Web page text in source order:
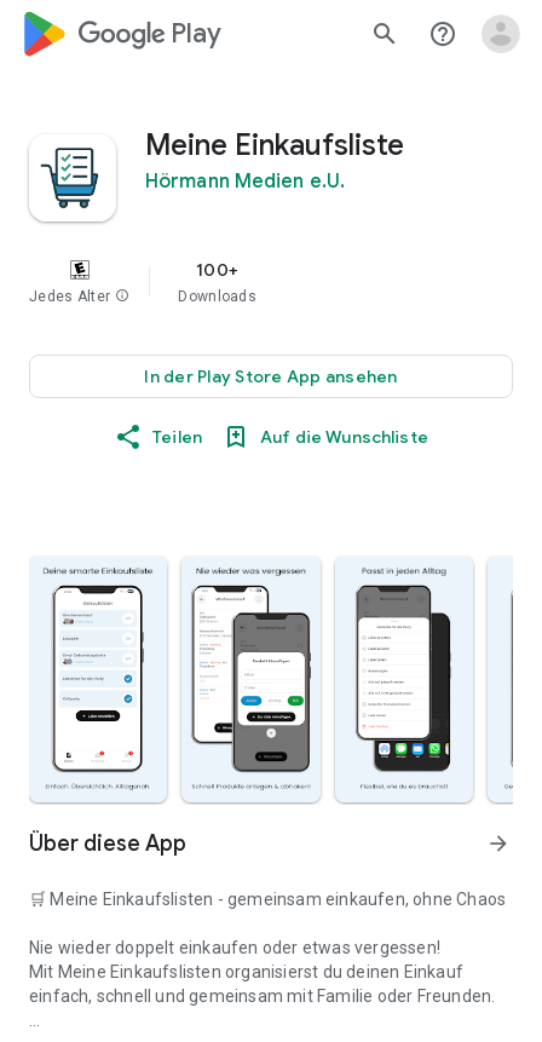
google_logo Play search help_outline
Meine Einkaufsliste
Hörmann Medien e.U.
Jedes Alter info
100+
Downloads
In der Play Store App ansehen
Teilen Auf die Wunschliste
Über diese App arrow_forward
🛒 Meine Einkaufslisten - gemeinsam einkaufen, ohne Chaos
Nie wieder doppelt einkaufen oder etwas vergessen!
Mit Meine Einkaufslisten organisierst du deinen Einkauf
einfach, schnell und gemeinsam mit Familie oder Freunden.